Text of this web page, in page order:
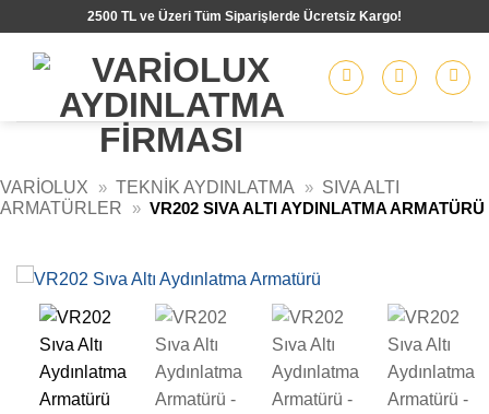
2500 TL ve Üzeri Tüm Siparişlerde Ücretsiz Kargo!
VARIOLUX » TEKNIK AYDINLATMA » SIVA ALTI
ARMATÜRLER
» VR202 SIVA ALTI AYDINLATMA ARMATÜRÜ